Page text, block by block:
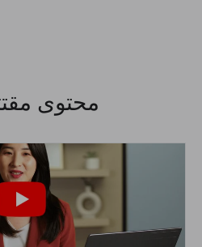
محتوى